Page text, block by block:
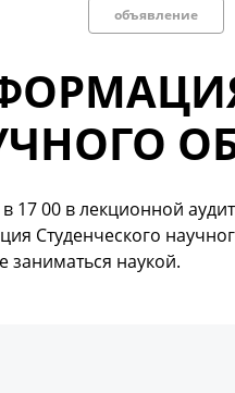
объявление
в 17 00 в лекционной
Студенческого
наукой.